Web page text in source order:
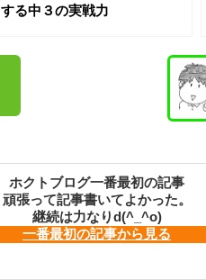
する中３の実戦力
評価
ホクトブログ一番最初の記事
頑張って記事書いてよかった。
継続は力なりd(^_^o)
一番最初の記事から見る